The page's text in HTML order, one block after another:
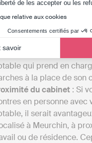
de les accepter ou les
relative aux cookies
Consentements certifiés par
savoir
Indy, les coûts
€ / an HT en fonction
car Indy n'assiste
contrairement à
qui prend en
à la place de son
du cabinet : Si
en personne avec
il serait
à Meurchin, à
ou de résidence.